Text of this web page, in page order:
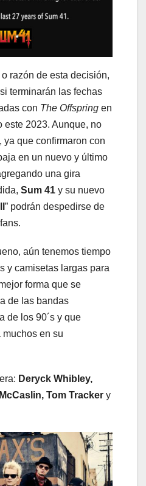
razón de esta decisión,
terminarán las fechas
con The Offspring en
este 2023. Aunque, no
ya que confirmaron con
en un nuevo y último
una gira
Sum 41 y su nuevo
” podrán despedirse de
aún tenemos tiempo
y camisetas largas para
forma que se
de las bandas
de los 90´s y que
en su
Deryck Whibley,
Tom Tracker y